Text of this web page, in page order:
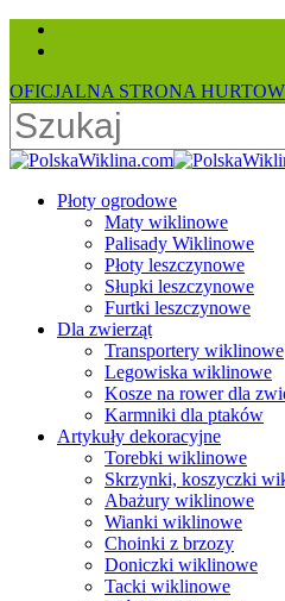
Skip
content
OFICJALNA STRONA
Close
search
Menu
Płoty ogrodowe
Maty wiklinowe
Palisady Wiklinowe
Płoty leszczynowe
Słupki leszczynowe
Furtki leszczynowe
Dla zwierząt
Transportery wiklinowe
Legowiska wiklinowe
Kosze na rower dla
Karmniki dla ptaków
Artykuły dekoracyjne
Torebki wiklinowe
Skrzynki, koszyczki
Abażury wiklinowe
Wianki wiklinowe
Choinki z brzozy
Doniczki wiklinowe
Tacki wiklinowe